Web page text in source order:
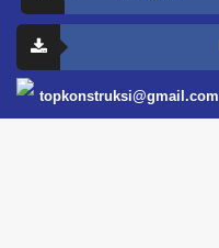
topkonstruksi@gmail.com